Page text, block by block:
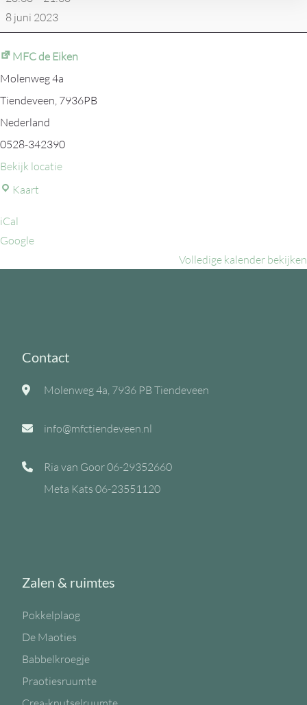
8 juni 2023
MFC de Eiken
Molenweg 4a
Tiendeveen, 7936PB
Nederland
0528-342390
Bekijk locatie
Kaart
iCal
Google
Volledige kalender bekijken
Contact
Molenweg 4a, 7936 PB Tiendeveen
info@mfctiendeveen.nl
Ria van Goor06-29352660
Meta Kats 06-23551120
Zalen & ruimtes
Pokkelplaog
De Maoties
Babbelkroegje
Praotiesruumte